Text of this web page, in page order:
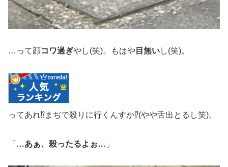
…って顔コワ過ぎやし(笑)。もはや 目無いし(笑)。
ってあれ⁉︎まぢで殺りに行くんすか⁉︎(やや舌出とるし笑)。
「 …あぁ、殺ったるよぉ… 」